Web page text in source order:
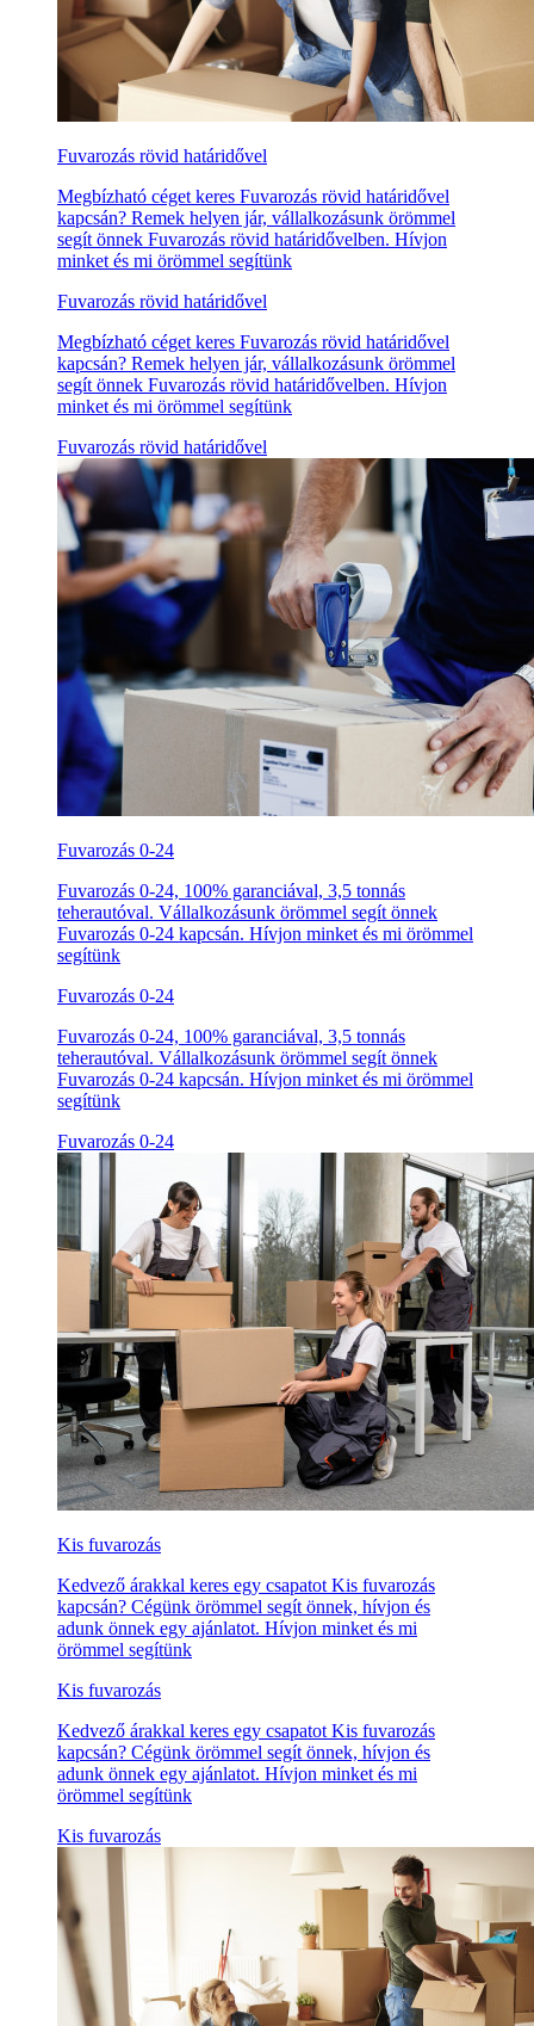
Fuvarozás rövid határidővel
Megbízható céget keres Fuvarozás rövid határidővel
kapcsán? Remek helyen jár, vállalkozásunk örömmel
segít önnek Fuvarozás rövid határidővelben. Hívjon
minket és mi örömmel segítünk
Fuvarozás rövid határidővel
Megbízható céget keres Fuvarozás rövid határidővel
kapcsán? Remek helyen jár, vállalkozásunk örömmel
segít önnek Fuvarozás rövid határidővelben. Hívjon
minket és mi örömmel segítünk
Fuvarozás rövid határidővel
Fuvarozás 0-24
Fuvarozás 0-24, 100% garanciával, 3,5 tonnás
teherautóval. Vállalkozásunk örömmel segít önnek
Fuvarozás 0-24 kapcsán. Hívjon minket és mi örömmel
segítünk
Fuvarozás 0-24
Fuvarozás 0-24, 100% garanciával, 3,5 tonnás
teherautóval. Vállalkozásunk örömmel segít önnek
Fuvarozás 0-24 kapcsán. Hívjon minket és mi örömmel
segítünk
Fuvarozás 0-24
Kis fuvarozás
Kedvező árakkal keres egy csapatot Kis fuvarozás
kapcsán? Cégünk örömmel segít önnek, hívjon és
adunk önnek egy ajánlatot. Hívjon minket és mi
örömmel segítünk
Kis fuvarozás
Kedvező árakkal keres egy csapatot Kis fuvarozás
kapcsán? Cégünk örömmel segít önnek, hívjon és
adunk önnek egy ajánlatot. Hívjon minket és mi
örömmel segítünk
Kis fuvarozás